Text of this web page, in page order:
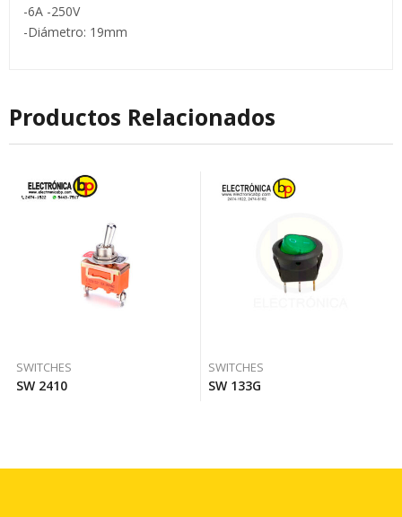
-6A -250V
-Diámetro: 19mm
Productos Relacionados
SWITCHES
SW 2410
SWITCHES
SW 133G